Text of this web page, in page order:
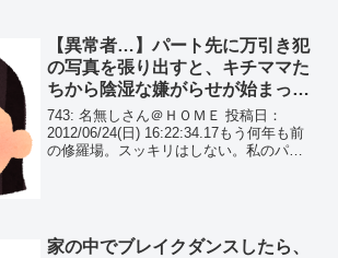
【異常者…】パート先に万引き犯
の写真を張り出すと、キチママた
ちから陰湿な嫌がらせが始まっ
た。保護者会はカオスな状況に…
743: 名無しさん＠ＨＯＭＥ 投稿日：
2012/06/24(日) 16:22:34.17もう何年も前
の修羅場。スッキリはしない。私のパー
家の中でブレイクダンスしたら、